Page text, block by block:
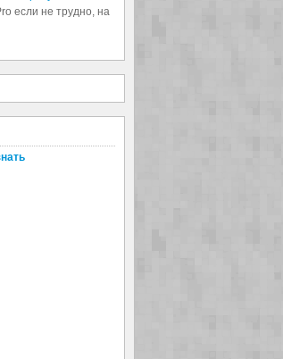
если не трудно, на